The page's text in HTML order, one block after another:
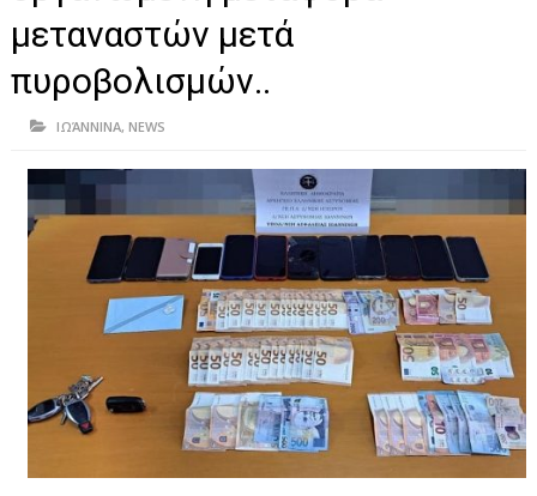
ΗΠΕΙΡΟΣ
ΑΡΤΑ
ΙΟΝΙΑ ΝΗΣΙΑ
ΚΑΙ ΕΛΛΑΔΑ
ΥΓΕΙΑ-ΟΜΟΡΦΙΑ
ΠΟΛΙΤΙΣΜΟΣ
μεταναστών μετά
πυροβολισμών..
ΙΩΆΝΝΙΝΑ, NEWS